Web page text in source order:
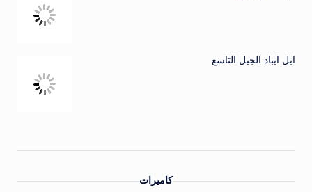
ابل ايباد الجيل التاسع
كاميرات